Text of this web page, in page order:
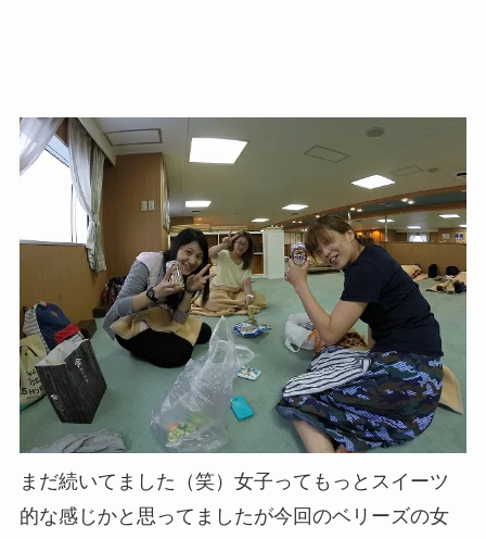
まだ続いてました（笑）女子ってもっとスイーツ
的な感じかと思ってましたが今回のベリーズの女